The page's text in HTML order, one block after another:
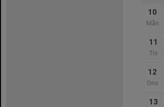
10
Mån
11
Tis
12
Ons
13